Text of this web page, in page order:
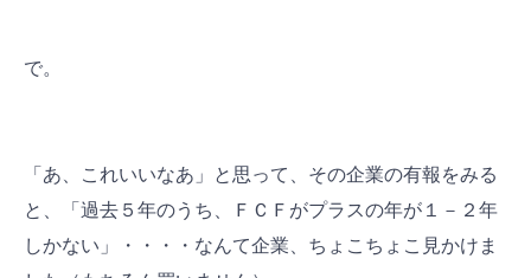
で。
「あ、これいいなあ」と思って、その企業の有報をみる
と、「過去５年のうち、ＦＣＦがプラスの年が１－２年
しかない」・・・・なんて企業、ちょこちょこ見かけま